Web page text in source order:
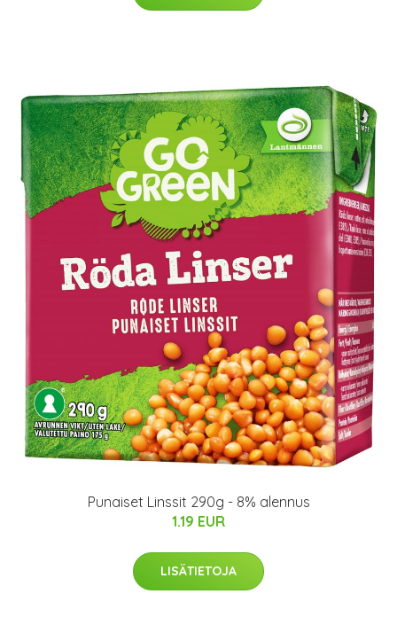
Punaiset Linssit 290g - 8% alennus
1.19 EUR
LISÄTIETOJA